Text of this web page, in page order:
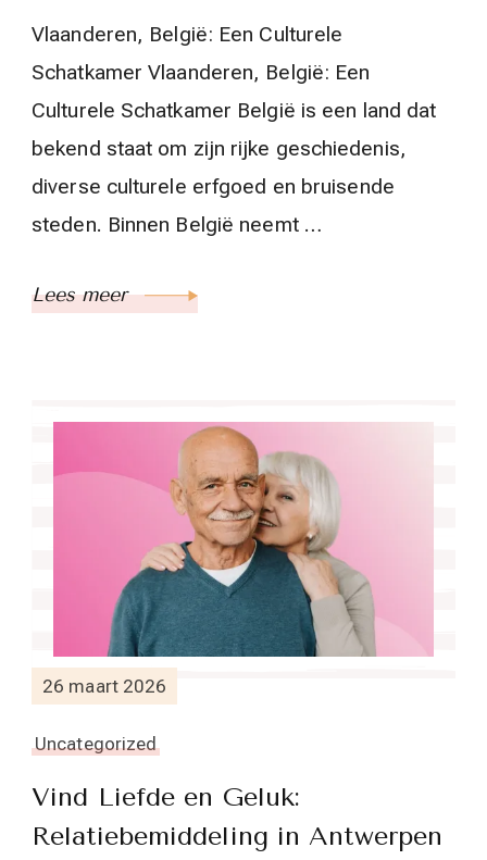
Vlaanderen, België: Een Culturele
Schatkamer Vlaanderen, België: Een
Culturele Schatkamer België is een land dat
bekend staat om zijn rijke geschiedenis,
diverse culturele erfgoed en bruisende
steden. Binnen België neemt …
Lees meer
26 maart 2026
Uncategorized
Vind Liefde en Geluk:
Relatiebemiddeling in Antwerpen